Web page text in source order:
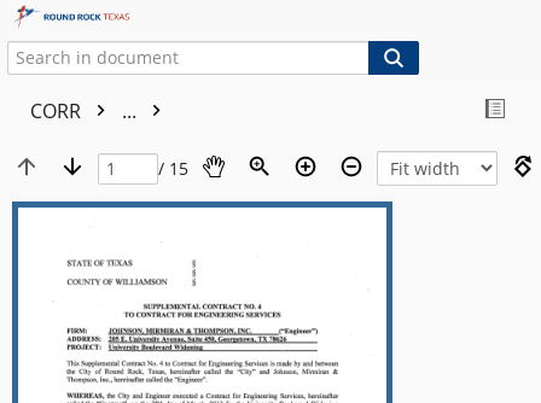
CORR ...
/ 15